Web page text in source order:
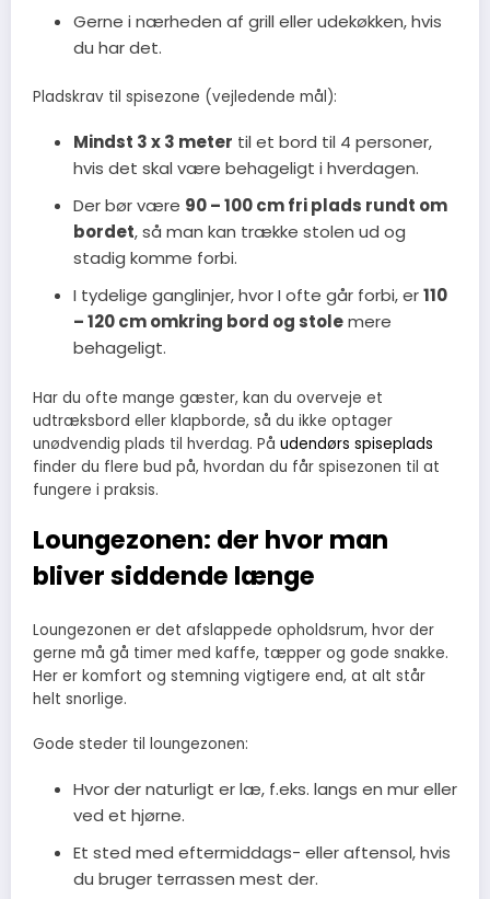
Gerne i nærheden af grill eller udekøkken, hvis
du har det.
Pladskrav til spisezone (vejledende mål):
Mindst 3 x 3 meter til et bord til 4 personer,
hvis det skal være behageligt i hverdagen.
Der bør være 90 – 100 cm fri plads rundt om
bordet, så man kan trække stolen ud og
stadig komme forbi.
I tydelige ganglinjer, hvor I ofte går forbi, er110
– 120 cm omkring bord og stolemere
behageligt.
Har du ofte mange gæster, kan du overveje et
udtræksbord eller klapborde, så du ikke optager
unødvendig plads til hverdag. På udendørs spiseplads
finder du flere bud på, hvordan du får spisezonen til at
fungere i praksis.
Loungezonen: der hvor man
bliver siddende længe
Loungezonen er det afslappede opholdsrum, hvor der
gerne må gå timer med kaffe, tæpper og gode snakke.
Her er komfort og stemning vigtigere end, at alt står
helt snorlige.
Gode steder til loungezonen:
Hvor der naturligt er læ, f.eks. langs en mur eller
ved et hjørne.
Et sted med eftermiddags- eller aftensol, hvis
du bruger terrassen mest der.